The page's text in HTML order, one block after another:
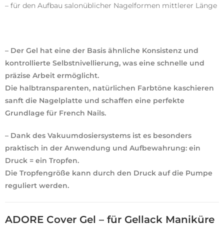
– für den Aufbau salonüblicher Nagelformen mittlerer Länge
– Der Gel hat eine der Basis ähnliche Konsistenz und
kontrollierte Selbstnivellierung, was eine schnelle und
präzise Arbeit ermöglicht.
Die halbtransparenten, natürlichen Farbtöne kaschieren
sanft die Nagelplatte und schaffen eine perfekte
Grundlage für French Nails.
– Dank des Vakuumdosiersystems ist es besonders
praktisch in der Anwendung und Aufbewahrung: ein
Druck = ein Tropfen.
Die Tropfengröße kann durch den Druck auf die Pumpe
reguliert werden.
ADORE Cover Gel – für Gellack Maniküre